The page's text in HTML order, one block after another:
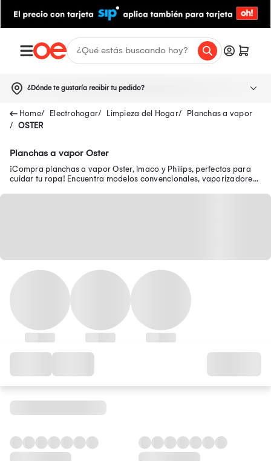
¿Dónde te gustaría recibir tu pedido?
Electrohogar Limpieza del Hogar
Planchas a vapor
OSTER
Planchas a vapor Oster
¡Compra planchas a vapor Oster, Imaco y Philips, perfectas para
cuidar tu ropa! Encuentra modelos convencionales, vaporizadores